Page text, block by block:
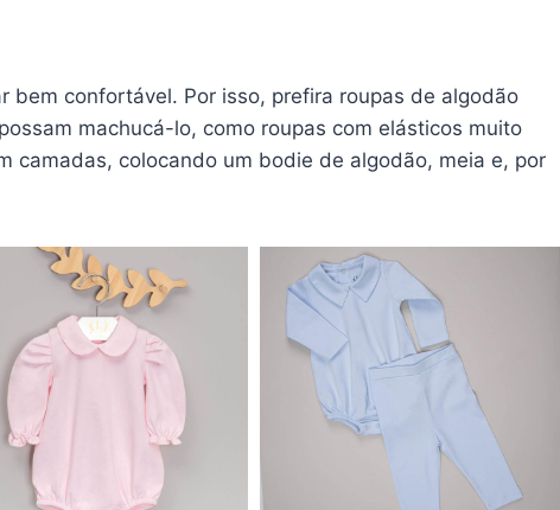
bem confortável. Por isso, prefira roupas de algodão
machucá-lo, como roupas com elásticos muito
camadas, colocando um bodie de algodão, meia e, por